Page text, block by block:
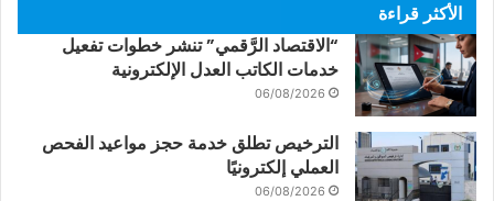
الأكثر قراءة
“الاقتصاد الرَّقمي” تنشر خطوات تفعيل
خدمات الكاتب العدل الإلكترونية
06/08/2026
الترخيص تطلق خدمة حجز مواعيد الفحص
العملي إلكترونيًا
06/08/2026